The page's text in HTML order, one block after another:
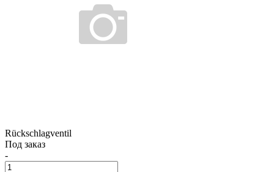
Rückschlagventil
Под заказ
-